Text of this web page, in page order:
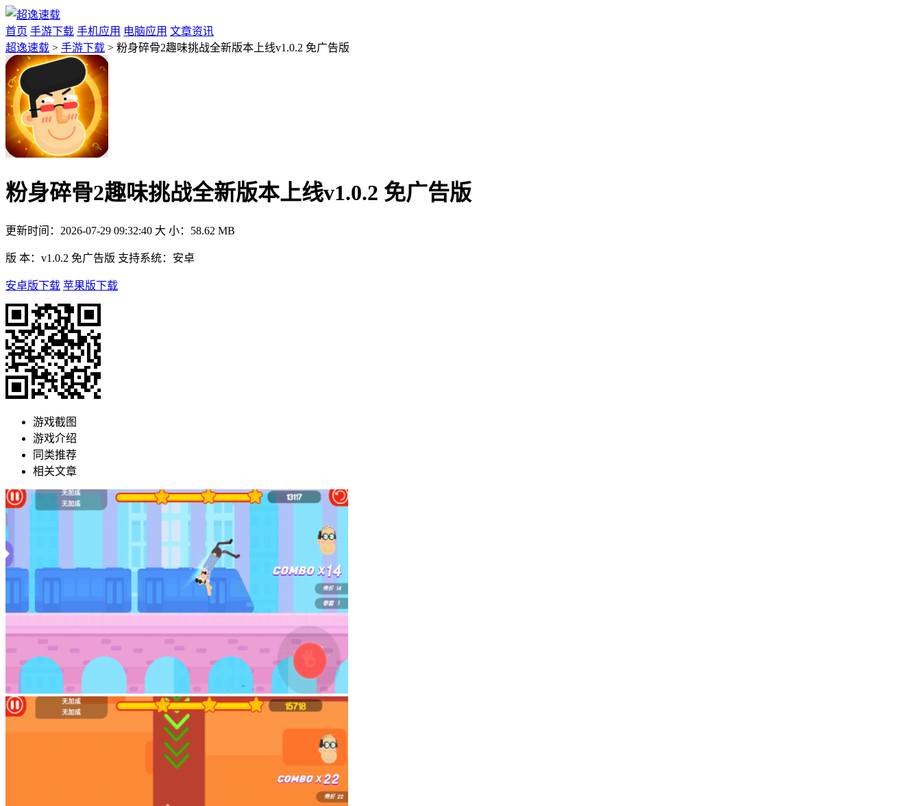
首页 手游下载 手机应用 电脑应用 文章资讯
超逸速载 > 手游下载 > 粉身碎骨2趣味挑战全新版本上线v1.0.2 免广告版
粉身碎骨2趣味挑战全新版本上线v1.0.2 免广告版
更新时间： 2026-07-29 09:32:40 大 小： 58.62 MB
版 本： v1.0.2 免广告版 支持系统： 安卓
安卓版下载 苹果版下载
游戏截图
游戏介绍
同类推荐
相关文章